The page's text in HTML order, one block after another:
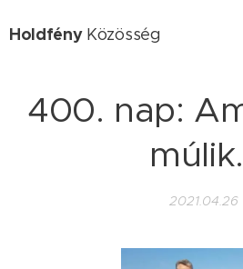
HoldfényKözösség
400. nap:
2021.04.26